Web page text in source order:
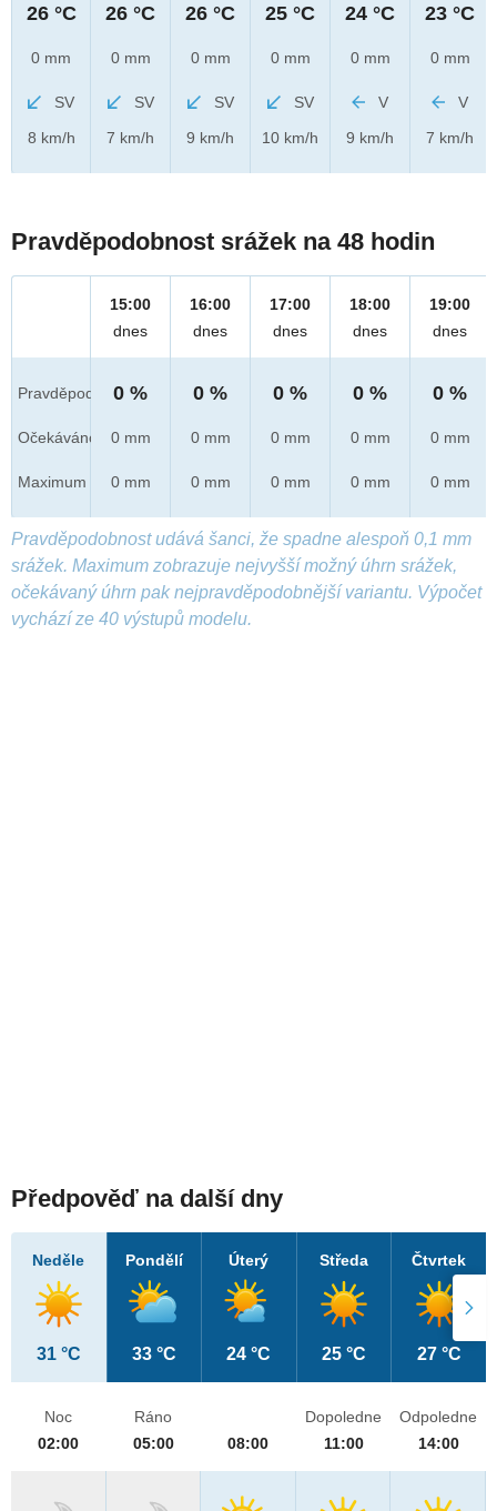
26 °C
0 mm
SV
8 km/h
26 °C
0 mm
SV
7 km/h
26 °C
0 mm
SV
9 km/h
25 °C
0 mm
SV
10 km/h
24 °C
0 mm
V
9 km/h
23 °C
0 mm
V
7 km/h
Pravděpodobnost srážek na 48 hodin
Pravděpod.
Očekáváno
Maximum
15:00
dnes
0 %
0 mm
0 mm
16:00
dnes
0 %
0 mm
0 mm
17:00
dnes
0 %
0 mm
0 mm
18:00
dnes
0 %
0 mm
0 mm
19:00
dnes
0 %
0 mm
0 mm
Pravděpodobnost udává šanci, že spadne alespoň 0,1 mm
srážek. Maximum zobrazuje nejvyšší možný úhrn srážek,
očekávaný úhrn pak nejpravděpodobnější variantu. Výpočet
vychází ze 40 výstupů modelu.
Předpověď na další dny
Neděle
31 °C
Pondělí
33 °C
Úterý
24 °C
Středa
25 °C
Čtvrtek
27 °C
Noc
02:00
Ráno
05:00
08:00
Dopoledne
11:00
Odpoledne
14:00